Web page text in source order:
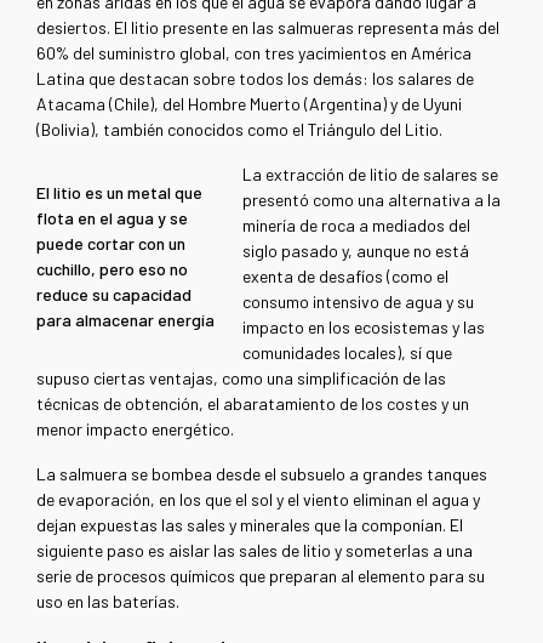
desiertos. El litio presente en las salmueras representa más del
60% del suministro global, con tres yacimientos en América
Latina que destacan sobre todos los demás: los salares de
Atacama (Chile), del Hombre Muerto (Argentina) y de Uyuni
(Bolivia), también conocidos como el Triángulo del Litio.
El litio es un metal que
flota en el agua y se
puede cortar con un
cuchillo, pero eso no
reduce su capacidad
para almacenar energía
La extracción de litio de salares se
presentó como una alternativa a la
minería de roca a mediados del
siglo pasado y, aunque no está
exenta de desafíos (como el
consumo intensivo de agua y su
impacto en los ecosistemas y las
comunidades locales), sí que
supuso ciertas ventajas, como una simplificación de las
técnicas de obtención, el abaratamiento de los costes y un
menor impacto energético.
La salmuera se bombea desde el subsuelo a grandes tanques
de evaporación, en los que el sol y el viento eliminan el agua y
dejan expuestas las sales y minerales que la componían. El
siguiente paso es aislar las sales de litio y someterlas a una
serie de procesos químicos que preparan al elemento para su
uso en las baterías.